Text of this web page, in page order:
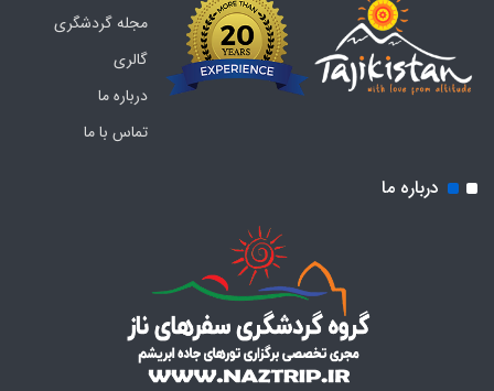
مجله گردشگری
گالری
درباره ما
تماس با ما
درباره ما